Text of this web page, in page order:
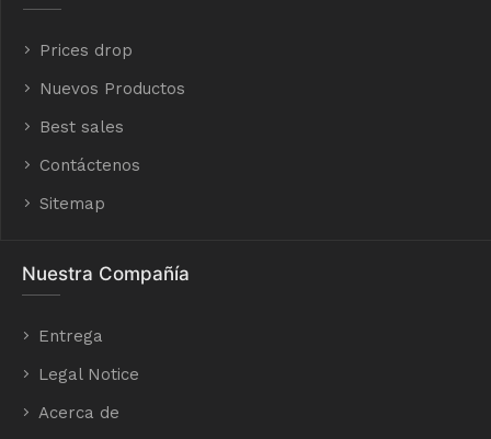
Prices drop
Nuevos Productos
Best sales
Contáctenos
Sitemap
Nuestra Compañía
Entrega
Legal Notice
Acerca de